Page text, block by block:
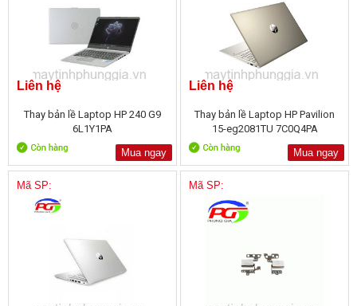
Liên hệ
Thay bản lề Laptop HP 240 G9
6L1Y1PA
Mua ngay
Liên hệ
Thay bản lề Laptop HP Pavilion
15-eg2081TU 7C0Q4PA
Mua ngay
Mã SP: Mã SP: